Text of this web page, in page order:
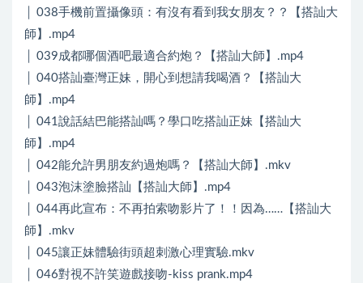
│ 038手機前置攝像頭：有沒有看到我女朋友？？【搭訕大
師】.mp4
│ 039成都哪個酒吧最適合約炮？【搭訕大師】.mp4
│ 040搭訕臺灣正妹，開心到想請我喝酒？【搭訕大
師】.mp4
│ 041說話結巴能搭訕嗎？學口吃搭訕正妹【搭訕大
師】.mp4
│ 042能允許男朋友約過炮嗎？【搭訕大師】.mkv
│ 043泡沫塗臉搭訕【搭訕大師】.mp4
│ 044再此宣布：不再拍索吻影片了！！因為……【搭訕大
師】.mkv
│ 045讓正妹體驗街頭超刺激心理實驗.mkv
│ 046對視不許笑遊戲接吻-kiss prank.mp4